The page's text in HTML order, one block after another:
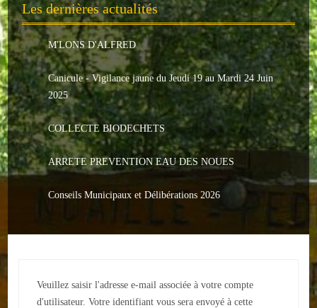
L'Echo de Nuaillé
Tarifs et locations
Galeries photos
INDISPENSABLES
Nouveaux arrivants
Le PACS
Voter
Urbanisme
Les dernières actualités
M'LONS D'ALFRED
Canicule - Vigilance jaune du Jeudi 19 au Mardi 24 Juin
2025
COLLECTE BIODECHETS
ARRETE PREVENTION EAU DES NOUES
Conseils Municipaux et Délibérations 2026
Veuillez saisir l'adresse e-mail associée à votre compte
d'utilisateur. Votre identifiant vous sera envoyé à cette